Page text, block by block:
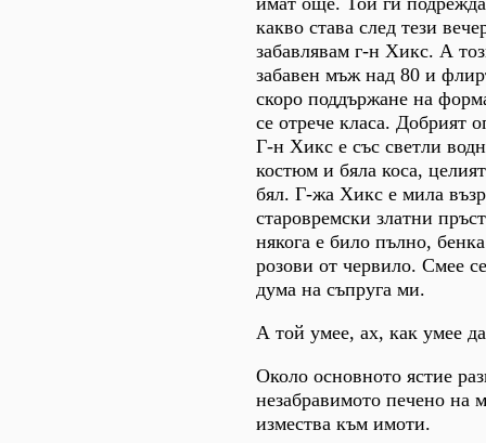
какво става след тези
забавлявам г-н Хикс. А
забавен мъж над 80 и
скоро поддържане на
се отрече класа. Добрият
Г-н Хикс е със светли
костюм и бяла коса,
бял. Г-жа Хикс е мила
старовремски златни
някога е било пълно,
розови от червило. Смее
дума на съпруга ми.
А той умее, ах, как умее
Около основното ястие
незабравимото печено на
измества към имоти.